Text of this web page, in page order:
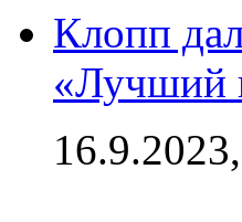
Клопп
«Лучший